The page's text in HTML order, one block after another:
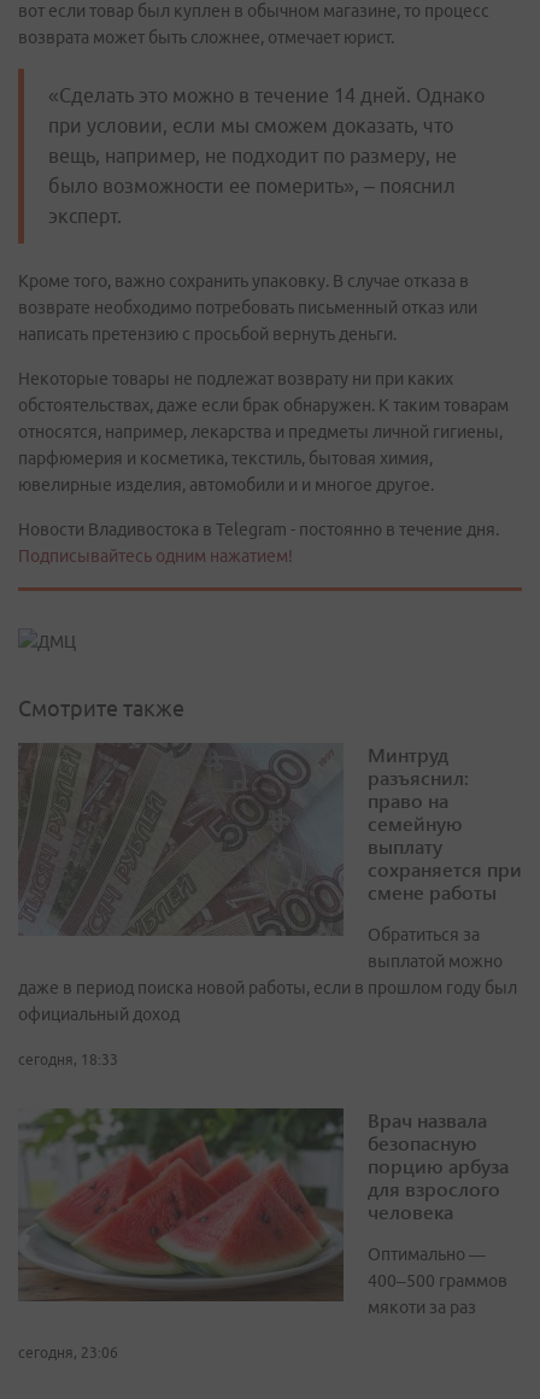
вот если товар был куплен в обычном магазине, то процесс
возврата может быть сложнее, отмечает юрист.
«Сделать это можно в течение 14 дней. Однако
при условии, если мы сможем доказать, что
вещь, например, не подходит по размеру, не
было возможности ее померить», – пояснил
эксперт.
Кроме того, важно сохранить упаковку. В случае отказа в
возврате необходимо потребовать письменный отказ или
написать претензию с просьбой вернуть деньги.
Некоторые товары не подлежат возврату ни при каких
обстоятельствах, даже если брак обнаружен. К таким товарам
относятся, например, лекарства и предметы личной гигиены,
парфюмерия и косметика, текстиль, бытовая химия,
ювелирные изделия, автомобили и и многое другое.
Новости Владивостока в Telegram - постоянно в течение дня.
Подписывайтесь одним нажатием!
Смотрите также
Минтруд
разъяснил:
право на
семейную
выплату
сохраняется при
смене работы
Обратиться за
выплатой можно
даже в период поиска новой работы, если в прошлом году был
официальный доход
сегодня, 18:33
Врач назвала
безопасную
порцию арбуза
для взрослого
человека
Оптимально —
400–500 граммов
мякоти за раз
сегодня, 23:06